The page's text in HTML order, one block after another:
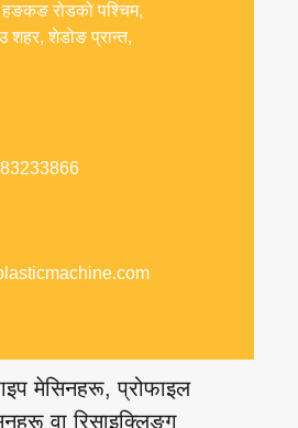
हङकङ रोडको पश्चिम,
शहर, शेडोङ प्रान्त,
मेसिनहरू, प्रोफाइल
वा रिसाइक्लिङ्ग